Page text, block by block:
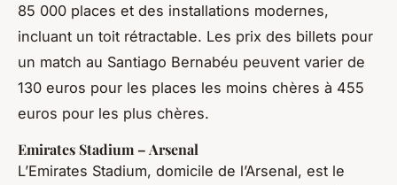
85 000 places et des installations modernes,
incluant un toit rétractable. Les prix des billets pour
un match au Santiago Bernabéu peuvent varier de
130 euros pour les places les moins chères à 455
euros pour les plus chères.
Emirates Stadium – Arsenal
L’Emirates Stadium, domicile de l’Arsenal, est le